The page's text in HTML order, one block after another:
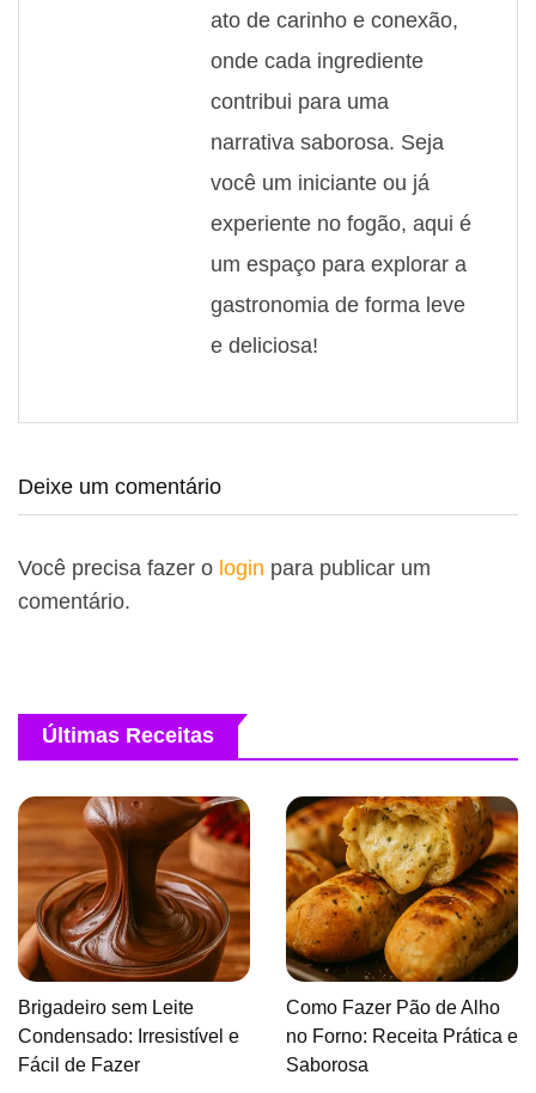
ato de carinho e conexão,
onde cada ingrediente
contribui para uma
narrativa saborosa. Seja
você um iniciante ou já
experiente no fogão, aqui é
um espaço para explorar a
gastronomia de forma leve
e deliciosa!
Deixe um comentário
Você precisa fazer o login para publicar um
comentário.
Últimas Receitas
Brigadeiro sem Leite
Condensado: Irresistível e
Fácil de Fazer
Como Fazer Pão de Alho
no Forno: Receita Prática e
Saborosa